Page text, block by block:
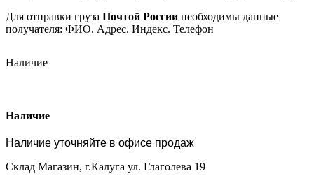
Для отправки груза Почтой России необходимы данные
получателя: ФИО. Адрес. Индекс. Телефон
Наличие
Наличие
Наличие уточняйте в офисе продаж
Склад Магазин, г.Калуга ул. Глаголева 19